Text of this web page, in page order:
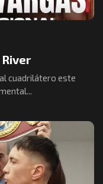
cuadrilátero este